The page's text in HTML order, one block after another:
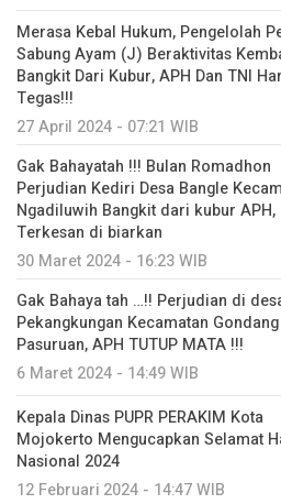
Merasa Kebal Hukum, Pengelolah
Sabung Ayam (J) Beraktivitas
Bangkit Dari Kubur, APH Dan TNI
Tegas!!!
27 April 2024 - 07:21 WIB
Gak Bahayatah !!! Bulan Romadhon
Perjudian Kediri Desa Bangle
Ngadiluwih Bangkit dari kubur APH,
Terkesan di biarkan
30 Maret 2024 - 16:23 WIB
Gak Bahaya tah …!! Perjudian di
Pekangkungan Kecamatan
Pasuruan, APH TUTUP MATA !!!
6 Maret 2024 - 14:49 WIB
Kepala Dinas PUPR PERAKIM Kota
Mojokerto Mengucapkan Selamat
Nasional 2024
12 Februari 2024 - 14:47 WIB